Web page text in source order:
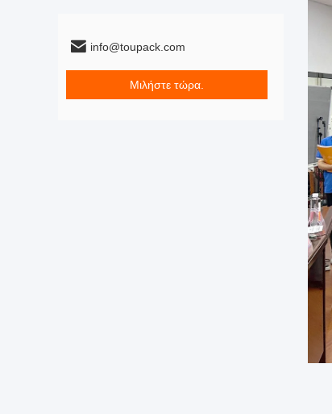
info@toupack.com
Μιλήστε τώρα.